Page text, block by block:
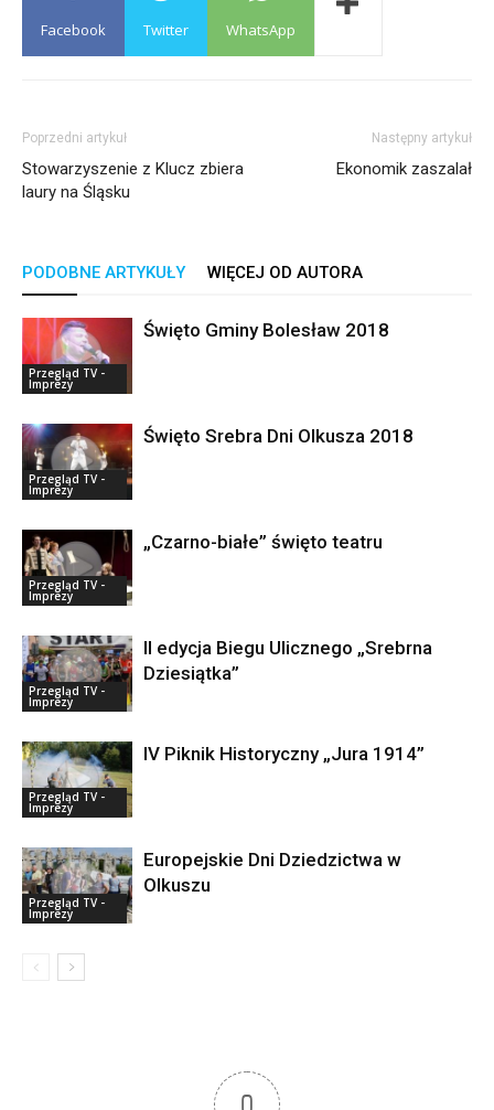
Facebook Twitter WhatsApp
Poprzedni artykuł
Stowarzyszenie z Klucz zbiera
laury na Śląsku
Następny artykuł
Ekonomik zaszalał
PODOBNE ARTYKUŁY WIĘCEJ OD AUTORA
Przegląd TV -
Imprezy
Święto Gminy Bolesław 2018
Przegląd TV -
Imprezy
Święto Srebra Dni Olkusza 2018
Przegląd TV -
Imprezy
„Czarno-białe” święto teatru
Przegląd TV -
Imprezy
II edycja Biegu Ulicznego „Srebrna
Dziesiątka”
Przegląd TV -
Imprezy
IV Piknik Historyczny „Jura 1914”
Przegląd TV -
Imprezy
Europejskie Dni Dziedzictwa w
Olkuszu